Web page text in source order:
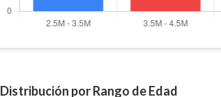
Distribución por Rango de Edad